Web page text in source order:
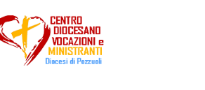
Diocesano Vocazioni e Ministranti
link